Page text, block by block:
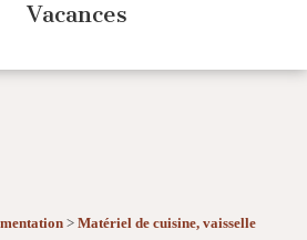
Vacances
> Matériel de cuisine, vaisselle